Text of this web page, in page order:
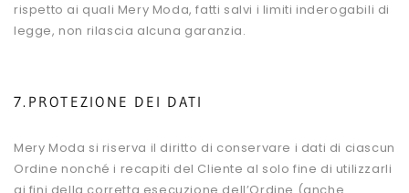
rispetto ai quali Mery Moda, fatti salvi i limiti inderogabili di
legge, non rilascia alcuna garanzia.
7.PROTEZIONE DEI DATI
Mery Moda si riserva il diritto di conservare i dati di ciascun
Ordine nonché i recapiti del Cliente al solo fine di utilizzarli